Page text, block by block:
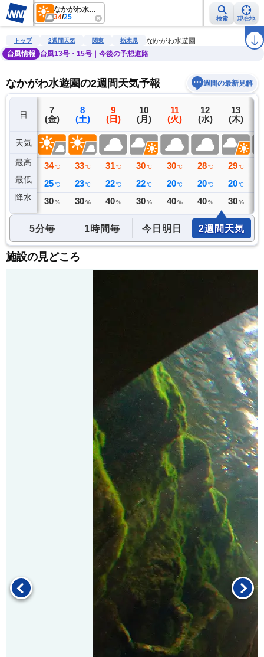
なかがわ水遊園
34/25 検索 現在地
雨雲レーダー 台風情報 地震情報 警報・注意報 ラ
トップ 2週間天気 関東 栃木県
なかがわ水遊園
台風情報
台風13号・15号｜今後の予想進路
なかがわ水遊園の2週間天気予報 週間の最新見解
日
天気
最高
最低
降水
6
(木)
33 ℃
21 ℃
0 ミリ
7
(金)
34 ℃
25 ℃
30 %
8
(土)
33 ℃
23 ℃
30 %
9
(日)
31 ℃
22 ℃
40 %
10
(月)
30 ℃
22 ℃
30 %
11
(火)
30 ℃
20 ℃
40 %
12
(水)
28 ℃
20 ℃
40 %
13
(木)
29 ℃
20 ℃
30 %
5分毎 1時間毎 今日明日 2週間天気
施設の見どころ